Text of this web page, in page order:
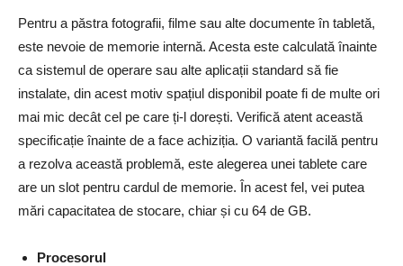
Pentru a păstra fotografii, filme sau alte documente în tabletă,
este nevoie de memorie internă. Acesta este calculată înainte
ca sistemul de operare sau alte aplicații standard să fie
instalate, din acest motiv spațiul disponibil poate fi de multe ori
mai mic decât cel pe care ți-l dorești. Verifică atent această
specificație înainte de a face achiziția. O variantă facilă pentru
a rezolva această problemă, este alegerea unei tablete care
are un slot pentru cardul de memorie. În acest fel, vei putea
mări capacitatea de stocare, chiar și cu 64 de GB.
Procesorul